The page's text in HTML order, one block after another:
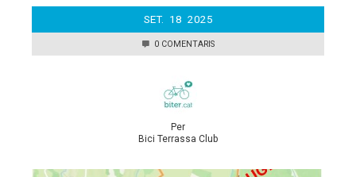
SET. 18 2025
0 COMENTARIS
Per
Bici Terrassa Club